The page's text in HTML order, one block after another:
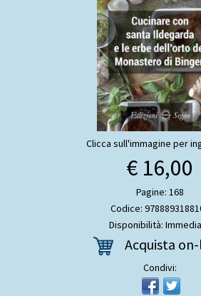
Clicca sull'immagine per
€ 16,00
Pagine: 168
Codice:
Disponibilità:
Acquista
Condivi: